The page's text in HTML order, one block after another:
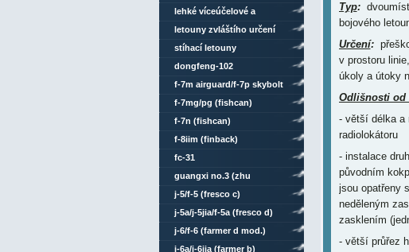
Typ:
bojového
Určení:
v prostoru
úkoly a útoky
Odlišnosti od
- větší délka a
radiolokátoru
- instalace
původním
jsou opatřeny
neděleným
zasklením
- větší průřez
lehké víceúčelové a
sportovní letouny
letouny zvláštího určení
stíhací letouny
dongfeng-102
f-7m airguard/f-7p skybolt
(fishcan)
f-7mg/pg (fishcan)
f-7n (fishcan)
f-8iim (finback)
fc-31
guangxi no.3 (zhu
rongzhang)
j-5/f-5 (fresco c)
j-5a/j-5jia/f-5a (fresco d)
j-6/f-6 (farmer d mod.)
j-6a/j-6jia (farmer b)